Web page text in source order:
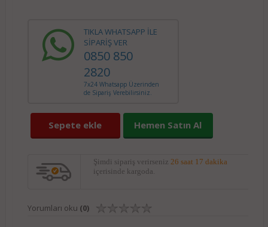
TIKLA WHATSAPP İLE
SİPARİŞ VER
0850 850
2820
7x24 Whatsapp Üzerinden
de Sipariş Verebilirsiniz.
Sepete ekle Hemen Satın Al
Şimdi sipariş verirseniz 26 saat 17 dakika
içerisinde kargoda.
Yorumları oku (0)